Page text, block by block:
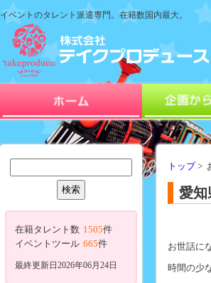
イベントのタレント派遣専門。在籍数国内最大。
トップ>
愛知
お世話に
時間の少
在籍タレント数 1505件
イベントツール 665件
最終更新日2026年06月24日